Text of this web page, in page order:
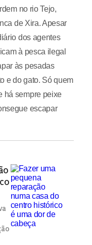
no rio Tejo,
de Xira. Apesar
dos agentes
à pesca ilegal
às pesadas
e do gato. Só quem
há sempre peixe
escapar